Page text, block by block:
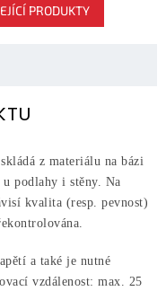
PRODUKTY
z materiálu na bázi
podlahy i stěny. Na
kvalita (resp. pevnost)
a také je nutné
vzdálenost: max. 25